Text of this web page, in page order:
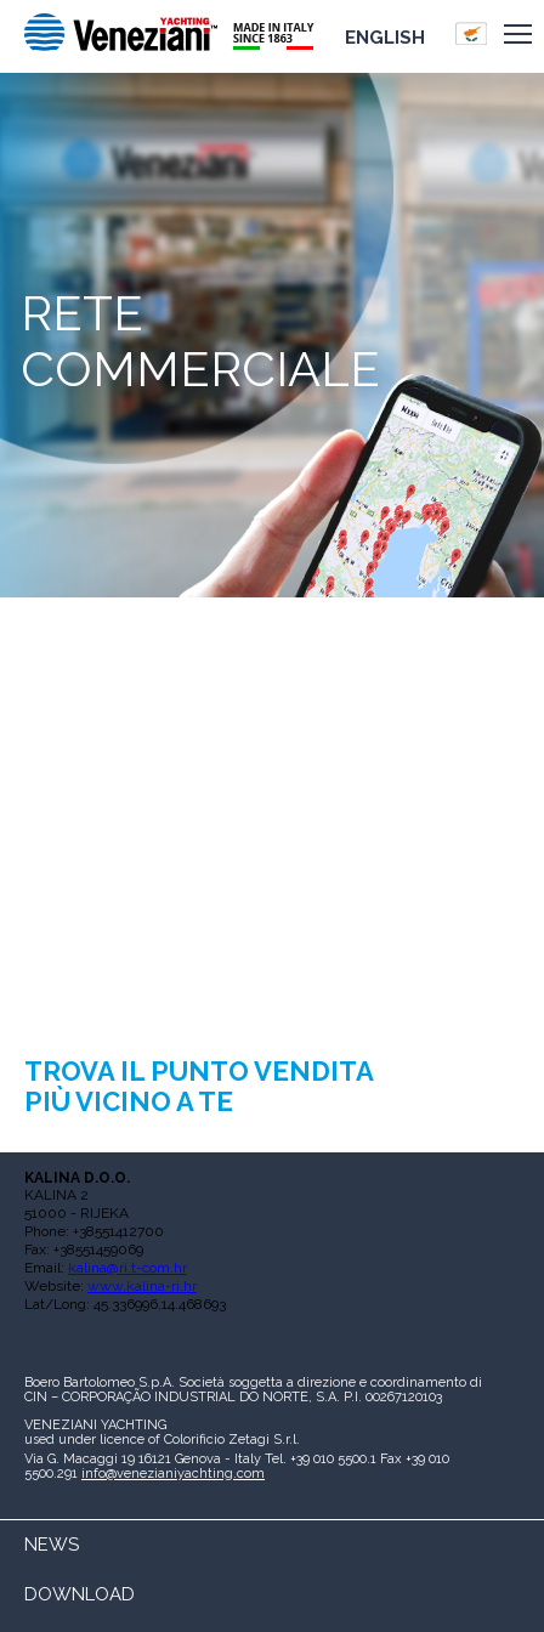
ENGLISH
RETE
COMMERCIALE
TROVA IL PUNTO VENDITA
PIÙ VICINO A TE
KALINA D.O.O.
KALINA 2
51000 - RIJEKA
Phone: +38551412700
Fax: +38551459069
Email: kalina@ri.t-com.hr
Website: www.kalina-ri.hr
Lat/Long: 45.336996,14.468693
Boero Bartolomeo S.p.A. Società soggetta a direzione e coordinamento di
CIN – CORPORAÇÃO INDUSTRIAL DO NORTE, S.A. P.I. 00267120103
VENEZIANI YACHTING
used under licence of Colorificio Zetagi S.r.l.
Via G. Macaggi 19 16121 Genova - Italy Tel. +39 010 5500.1 Fax +39 010
5500.291 info@venezianiyachting.com
NEWS
DOWNLOAD